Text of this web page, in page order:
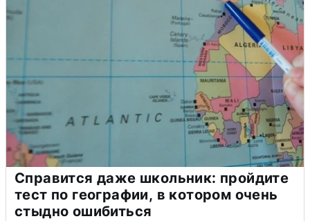
Справится даже школьник: пройдите
тест по географии, в котором очень
стыдно ошибиться